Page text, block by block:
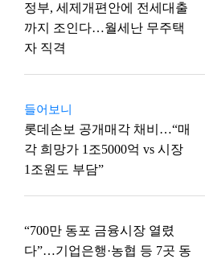
정부, 세제개편안에 전세대출
까지 조인다…월세난 무주택
자 직격
들어보니
롯데손보 공개매각 채비…“매
각 희망가 1조5000억 vs 시장
1조원도 부담”
“700만 동포 금융시장 열렸
다”…기업은행·농협 등 7곳 동